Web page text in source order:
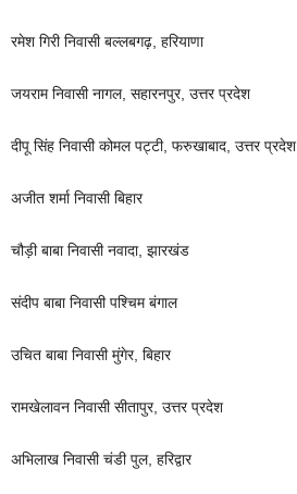
रमेश गिरी निवासी बल्लबगढ़, हरियाणा
जयराम निवासी नागल, सहारनपुर, उत्तर प्रदेश
दीपू सिंह निवासी कोमल पट्टी, फरुखाबाद, उत्तर प्रदेश
अजीत शर्मा निवासी बिहार
चौड़ी बाबा निवासी नवादा, झारखंड
संदीप बाबा निवासी पश्चिम बंगाल
उचित बाबा निवासी मुंगेर, बिहार
रामखेलावन निवासी सीतापुर, उत्तर प्रदेश
अभिलाख निवासी चंडी पुल, हरिद्वार